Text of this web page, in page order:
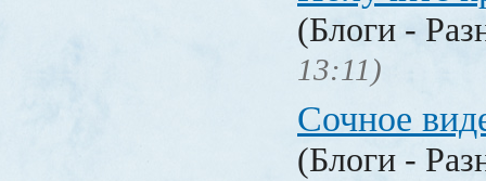
(Блоги -
13:11)
Сочное
(Блоги -